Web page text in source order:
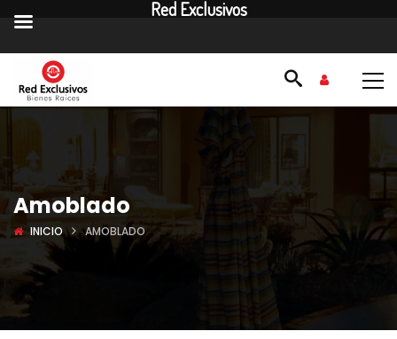
Amoblado
INICIO AMOBLADO
Red Exclusivos